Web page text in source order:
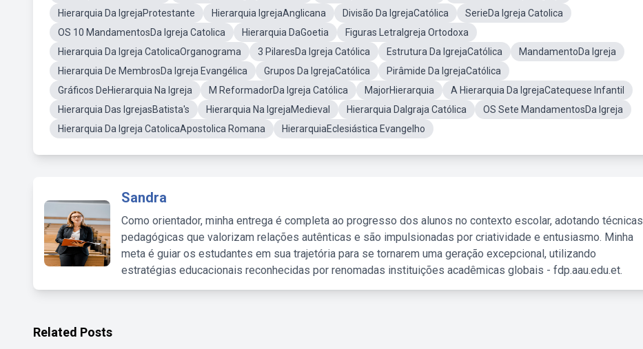
Hierarquia Da IgrejaProtestante
Hierarquia IgrejaAnglicana Divisão Da IgrejaCatólica
SerieDa Igreja Catolica
OS 10 MandamentosDa Igreja Catolica
Hierarquia DaGoetia
Figuras LetraIgreja Ortodoxa
Hierarquia Da Igreja CatolicaOrganograma
3 PilaresDa Igreja Católica Estrutura Da IgrejaCatólica
MandamentoDa Igreja
Hierarquia De MembrosDa Igreja Evangélica
Grupos Da IgrejaCatólica
Pirâmide Da IgrejaCatólica
Gráficos DeHierarquia Na Igreja
M ReformadorDa Igreja Católica MajorHierarquia
A Hierarquia Da IgrejaCatequese Infantil
Hierarquia Das IgrejasBatista's
Hierarquia Na IgrejaMedieval Hierarquia DaIgraja Católica
OS Sete MandamentosDa Igreja
Hierarquia Da Igreja CatolicaApostolica Romana
HierarquiaEclesiástica Evangelho
Sandra
Como orientador, minha entrega é completa ao progresso dos alunos no contexto escolar, adotando técnicas
pedagógicas que valorizam relações autênticas e são impulsionadas por criatividade e entusiasmo. Minha
meta é guiar os estudantes em sua trajetória para se tornarem uma geração excepcional, utilizando
estratégias educacionais reconhecidas por renomadas instituições acadêmicas globais - fdp.aau.edu.et.
Related Posts